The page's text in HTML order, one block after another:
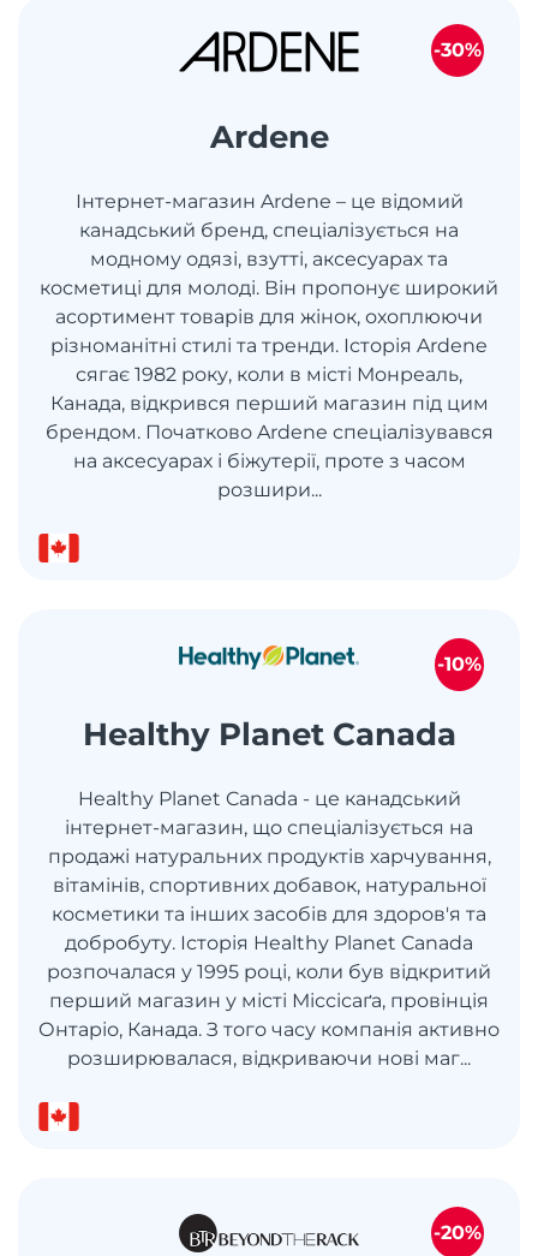
Ardene
Інтернет-магазин Ardene – це відомий
канадський бренд, спеціалізується на
модному одязі, взутті, аксесуарах та
косметиці для молоді. Він пропонує широкий
асортимент товарів для жінок, охоплюючи
різноманітні стилі та тренди. Історія Ardene
сягає 1982 року, коли в місті Монреаль,
Канада, відкрився перший магазин під цим
брендом. Початково Ardene спеціалізувався
на аксесуарах і біжутерії, проте з часом
розшири...
-30%
Healthy Planet Canada
Healthy Planet Canada - це канадський
інтернет-магазин, що спеціалізується на
продажі натуральних продуктів харчування,
вітамінів, спортивних добавок, натуральної
косметики та інших засобів для здоров'я та
добробуту. Історія Healthy Planet Canada
розпочалася у 1995 році, коли був відкритий
перший магазин у місті Міссісаґа, провінція
Онтаріо, Канада. З того часу компанія активно
розширювалася, відкриваючи нові маг...
-10%
-20%